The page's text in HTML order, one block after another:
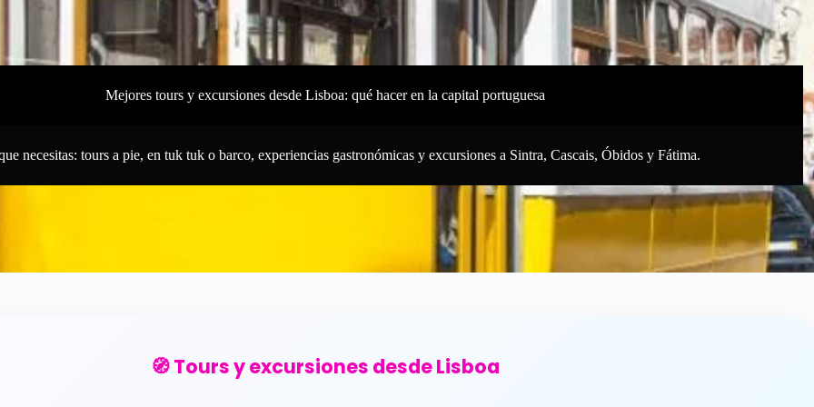
Mejores tours y excursiones desde Lisboa: qué hacer en la capital portuguesa
necesitas: tours a pie, en tuk tuk o barco, experiencias gastronómicas y excursiones a Sintra, Cascais, Óbidos y Fátima.
🧭 Tours y excursiones desde Lisboa